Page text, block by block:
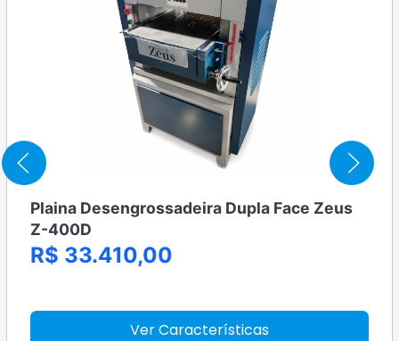
Plaina Desengrossadeira Dupla Face Zeus
Z-400D
R$ 33.410,00
Ver Características